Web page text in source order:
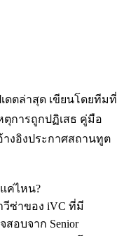
ดตล่าสุด เขียนโดยทีมที่
ตุการถูกปฏิเสธ คู่มือ
างอิงประกาศสถานทูต
ค่ไหน?
ซ่าของ iVC ที่มี
อบจาก Senior